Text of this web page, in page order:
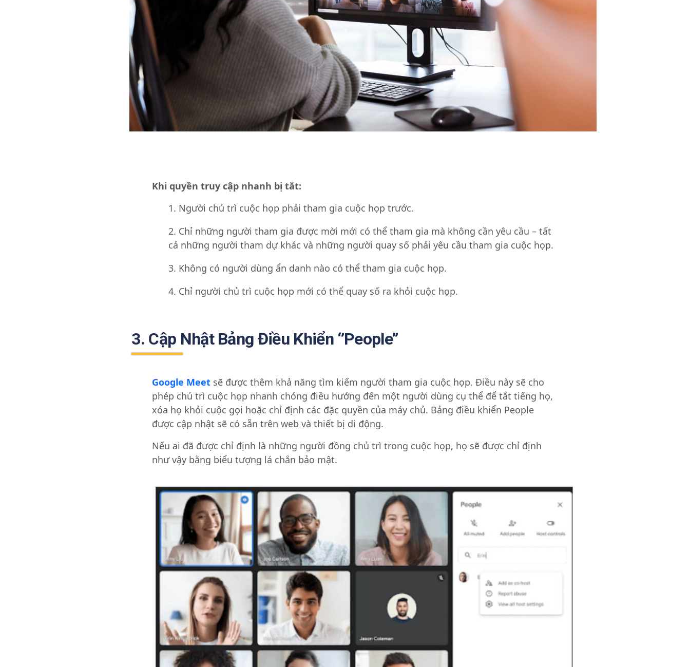
Khi quyền truy cập nhanh bị tắt:
Người chủ trì cuộc họp phải tham gia cuộc họp trước.
Chỉ những người tham gia được mời mới có thể tham gia mà không cần yêu cầu – tất
cả những người tham dự khác và những người quay số phải yêu cầu tham gia cuộc họp.
Không có người dùng ẩn danh nào có thể tham gia cuộc họp.
Chỉ người chủ trì cuộc họp mới có thể quay số ra khỏi cuộc họp.
3. Cập Nhật Bảng Điều Khiển ‘’People’’
Google Meet sẽ được thêm khả năng tìm kiếm người tham gia cuộc họp. Điều này sẽ cho
phép chủ trì cuộc họp nhanh chóng điều hướng đến một người dùng cụ thể để tắt tiếng họ,
xóa họ khỏi cuộc gọi hoặc chỉ định các đặc quyền của máy chủ. Bảng điều khiển People
được cập nhật sẽ có sẵn trên web và thiết bị di động.
Nếu ai đã được chỉ định là những người đồng chủ trì trong cuộc họp, họ sẽ được chỉ định
như vậy bằng biểu tượng lá chắn bảo mật.